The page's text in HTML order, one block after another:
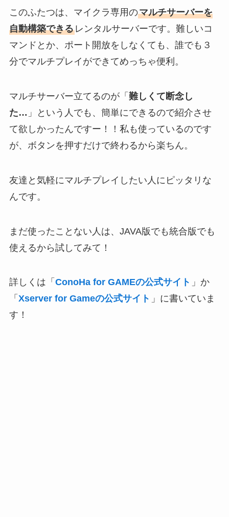
このふたつは、マイクラ専用のマルチサーバーを
自動構築できるレンタルサーバーです。難しいコ
マンドとか、ポート開放をしなくても、誰でも３
分でマルチプレイができてめっちゃ便利。
マルチサーバー立てるのが「 難しくて断念し
た… 」という人でも、簡単にできるので紹介させ
て欲しかったんですー！！私も使っているのです
が、ボタンを押すだけで終わるから楽ちん。
友達と気軽にマルチプレイしたい人にピッタリな
んです。
まだ使ったことない人は、JAVA版でも統合版でも
使えるから試してみて！
詳しくは「 ConoHa for GAMEの公式サイト 」か
「 Xserver for Gameの公式サイト 」に書いていま
す！